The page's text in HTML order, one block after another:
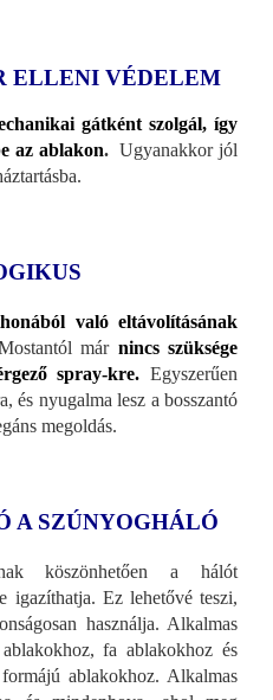
ELLENI VÉDELEM
gátként szolgál, így
az ablakon.Ugyanakkor jól
való eltávolításának
már nincs szüksége
spray-kre. Egyszerűen
és nyugalma lesz a bosszantó
megoldás.
A SZÚNYOGHÁLÓ
köszönhetően a hálót
igazíthatja. Ez lehetővé teszi,
használja. Alkalmas
fa ablakokhoz és
ablakokhoz. Alkalmas